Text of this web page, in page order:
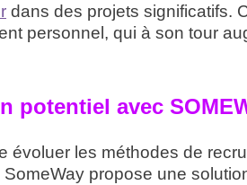
dans des projets significatifs.
personnel, qui à son tour
potentiel avec
évoluer les méthodes de
propose une